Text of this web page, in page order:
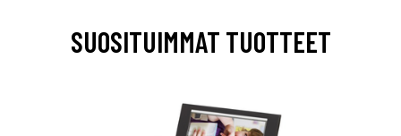
SUOSITUIMMAT TUOTTEET